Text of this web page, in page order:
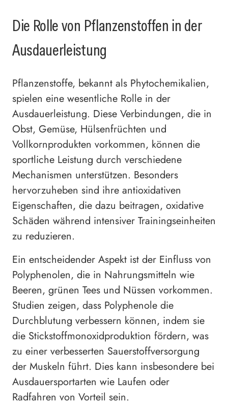
Die Rolle von Pflanzenstoffen in der
Ausdauerleistung
Pflanzenstoffe, bekannt als Phytochemikalien,
spielen eine wesentliche Rolle in der
Ausdauerleistung. Diese Verbindungen, die in
Obst, Gemüse, Hülsenfrüchten und
Vollkornprodukten vorkommen, können die
sportliche Leistung durch verschiedene
Mechanismen unterstützen. Besonders
hervorzuheben sind ihre antioxidativen
Eigenschaften, die dazu beitragen, oxidative
Schäden während intensiver Trainingseinheiten
zu reduzieren.
Ein entscheidender Aspekt ist der Einfluss von
Polyphenolen, die in Nahrungsmitteln wie
Beeren, grünen Tees und Nüssen vorkommen.
Studien zeigen, dass Polyphenole die
Durchblutung verbessern können, indem sie
die Stickstoffmonoxidproduktion fördern, was
zu einer verbesserten Sauerstoffversorgung
der Muskeln führt. Dies kann insbesondere bei
Ausdauersportarten wie Laufen oder
Radfahren von Vorteil sein.